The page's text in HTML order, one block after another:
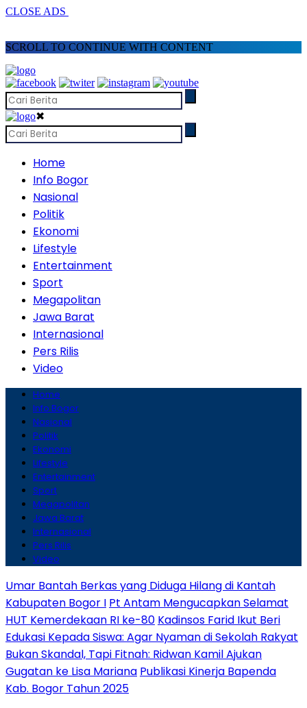
CLOSE ADS
SCROLL TO CONTINUE WITH CONTENT
✖
Home
Info Bogor
Nasional
Politik
Ekonomi
Lifestyle
Entertainment
Sport
Megapolitan
Jawa Barat
Internasional
Pers Rilis
Video
Home
Info Bogor
Nasional
Politik
Ekonomi
Lifestyle
Entertainment
Sport
Megapolitan
Jawa Barat
Internasional
Pers Rilis
Video
Umar Bantah Berkas yang Diduga Hilang di Kantah
Kabupaten Bogor I Pt Antam Mengucapkan Selamat
HUT Kemerdekaan RI ke-80 Kadinsos Farid Ikut Beri
Edukasi Kepada Siswa: Agar Nyaman di Sekolah Rakyat
Bukan Skandal, Tapi Fitnah: Ridwan Kamil Ajukan
Gugatan ke Lisa Mariana Publikasi Kinerja Bapenda
Kab. Bogor Tahun 2025